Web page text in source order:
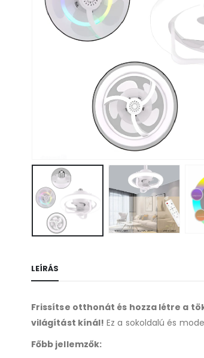
LEÍRÁS
Frissítse otthonát és hozza létre a
világítást kínál! Ez a sokoldalú és
Főbb jellemzők: